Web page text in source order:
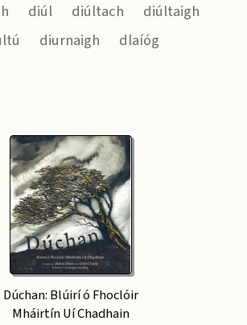
diúl diúltach
diúltaigh
diurnaigh dlaíóg
Dúchan: Blúirí ó Fhoclóir
Mháirtín Uí Chadhain